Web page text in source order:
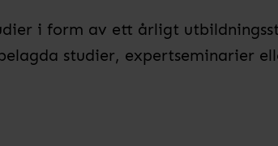
i form av ett årligt
studier, expertseminarier